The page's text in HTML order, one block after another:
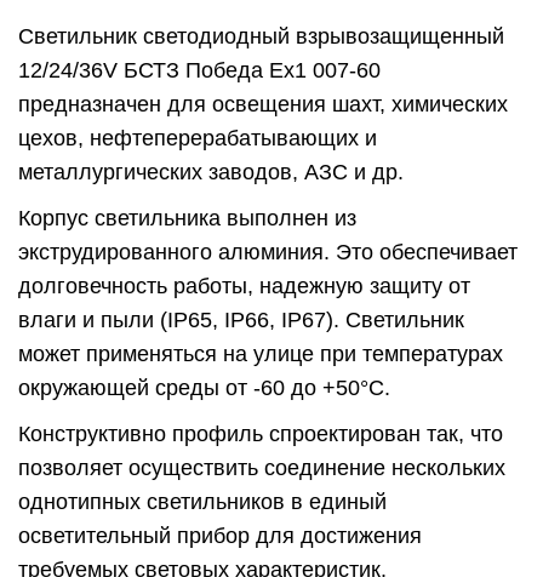
Светильник светодиодный взрывозащищенный
12/24/36V БСТЗ Победа Ex1 007-60
предназначен для освещения шахт, химических
цехов, нефтеперерабатывающих и
металлургических заводов, АЗС и др.
Корпус светильника выполнен из
экструдированного алюминия. Это обеспечивает
долговечность работы, надежную защиту от
влаги и пыли (IP65, IP66, IP67). Светильник
может применяться на улице при температурах
окружающей среды от -60 до +50°C.
Конструктивно профиль спроектирован так, что
позволяет осуществить соединение нескольких
однотипных светильников в единый
осветительный прибор для достижения
требуемых световых характеристик.